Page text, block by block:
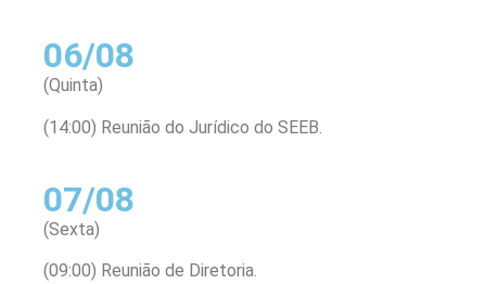
06/08
(Quinta)
(14:00) Reunião do Jurídico do SEEB.
07/08
(Sexta)
(09:00) Reunião de Diretoria.